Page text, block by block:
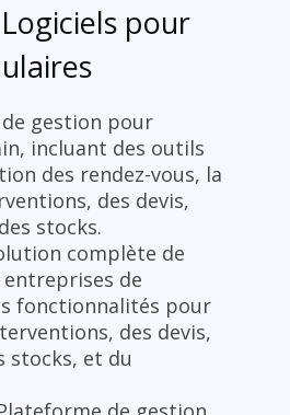
pour
gestion pour
incluant des outils
des rendez-vous, la
des devis,
stocks.
complète de
de
fonctionnalités pour
des devis,
stocks, et du